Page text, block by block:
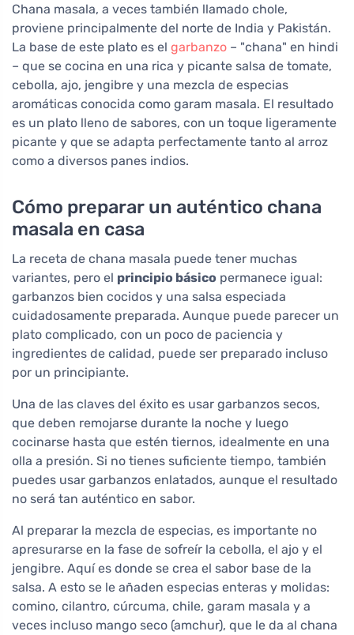
Chana masala, a veces también llamado chole,
proviene principalmente del norte de India y Pakistán.
La base de este plato es el garbanzo – "chana" en hindi
– que se cocina en una rica y picante salsa de tomate,
cebolla, ajo, jengibre y una mezcla de especias
aromáticas conocida como garam masala. El resultado
es un plato lleno de sabores, con un toque ligeramente
picante y que se adapta perfectamente tanto al arroz
como a diversos panes indios.
Cómo preparar un auténtico chana
masala en casa
La receta de chana masala puede tener muchas
variantes, pero el principio básico permanece igual:
garbanzos bien cocidos y una salsa especiada
cuidadosamente preparada. Aunque puede parecer un
plato complicado, con un poco de paciencia y
ingredientes de calidad, puede ser preparado incluso
por un principiante.
Una de las claves del éxito es usar garbanzos secos,
que deben remojarse durante la noche y luego
cocinarse hasta que estén tiernos, idealmente en una
olla a presión. Si no tienes suficiente tiempo, también
puedes usar garbanzos enlatados, aunque el resultado
no será tan auténtico en sabor.
Al preparar la mezcla de especias, es importante no
apresurarse en la fase de sofreír la cebolla, el ajo y el
jengibre. Aquí es donde se crea el sabor base de la
salsa. A esto se le añaden especias enteras y molidas:
comino, cilantro, cúrcuma, chile, garam masala y a
veces incluso mango seco (amchur), que le da al chana